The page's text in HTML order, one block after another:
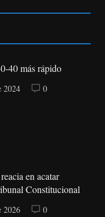
40 más rápido
2024 0
en acatar
Constitucional
2026 0